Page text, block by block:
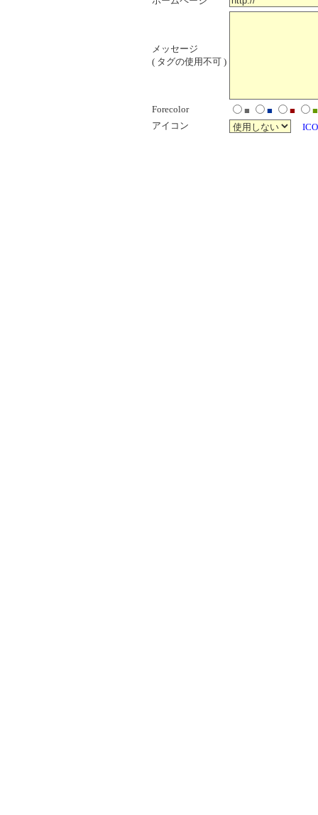
メッセージ
( タグの使用不可 )
Forecolor ■ ■ ■
■
アイコン